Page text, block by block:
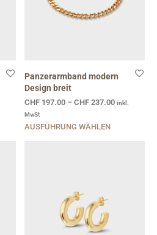
Panzerarmband modern
Design breit
CHF 197.00 – CHF 237.00 inkl.
MwSt
AUSFÜHRUNG WÄHLEN